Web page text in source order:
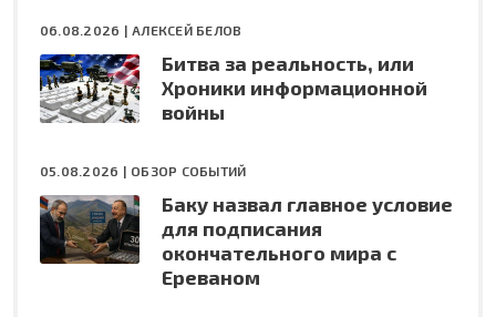
06.08.2026 |АЛЕКСЕЙ БЕЛОВ
Битва за реальность, или
Хроники информационной
войны
05.08.2026 | ОБЗОР СОБЫТИЙ
Баку назвал главное условие
для подписания
окончательного мира с
Ереваном